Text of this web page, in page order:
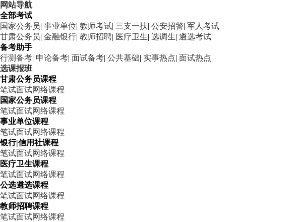
网站导航
全部考试
国家公务员| 事业单位| 教师考试| 三支一扶| 公安招警| 军人考试
甘肃公务员| 金融银行| 教师招聘| 医疗卫生| 选调生| 遴选考试
备考助手
行测备考| 申论备考| 面试备考| 公共基础| 实事热点| 面试热点
选课报班
甘肃公务员课程
笔试面试网络课程
国家公务员课程
笔试面试网络课程
事业单位课程
笔试面试网络课程
银行|信用社课程
笔试面试网络课程
医疗卫生课程
笔试面试网络课程
公选遴选课程
笔试面试网络课程
教师招聘课程
笔试面试网络课程